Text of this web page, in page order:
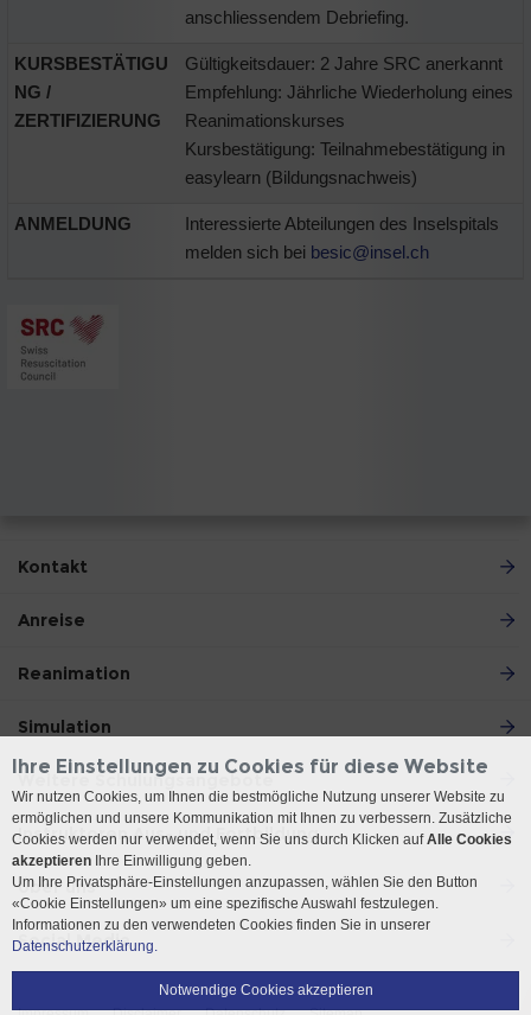
anschliessendem Debriefing.
KURSBESTÄTIGU
NG /
ZERTIFIZIERUNG
Gültigkeitsdauer: 2 Jahre SRC anerkannt
Empfehlung: Jährliche Wiederholung eines
Reanimationskurses
Kursbestätigung: Teilnahmebestätigung in
easylearn (Bildungsnachweis)
ANMELDUNG
Interessierte Abteilungen des Inselspitals
melden sich bei besic@insel.ch
Kontakt
Anreise
Reanimation
Simulation
Weitere Schulungsangebote
Instruktoren Aus- und Fortbildung
Über uns
Social Media
Ihre Einstellungen zu Cookies für diese Website
Wir nutzen Cookies, um Ihnen die bestmögliche Nutzung unserer Website zu
ermöglichen und unsere Kommunikation mit Ihnen zu verbessern. Zusätzliche
Cookies werden nur verwendet, wenn Sie uns durch Klicken aufAlle Cookies
akzeptieren Ihre Einwilligung geben.
Um Ihre Privatsphäre-Einstellungen anzupassen, wählen Sie den Button
«Cookie Einstellungen» um eine spezifische Auswahl festzulegen.
Informationen zu den verwendeten Cookies finden Sie in unserer
Datenschutzerklärung.
Notwendige Cookies akzeptieren